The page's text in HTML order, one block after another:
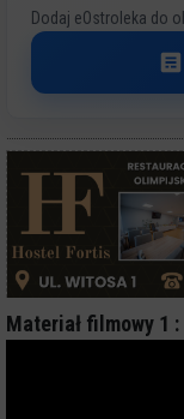
Dodaj eOstroleka do
Materiał filmowy 1 :